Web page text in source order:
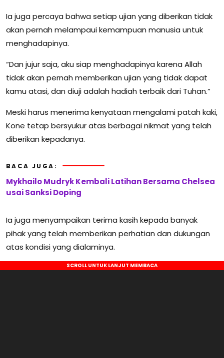
Ia juga percaya bahwa setiap ujian yang diberikan tidak
akan pernah melampaui kemampuan manusia untuk
menghadapinya.
“Dan jujur saja, aku siap menghadapinya karena Allah
tidak akan pernah memberikan ujian yang tidak dapat
kamu atasi, dan diuji adalah hadiah terbaik dari Tuhan.”
Meski harus menerima kenyataan mengalami patah kaki,
Kone tetap bersyukur atas berbagai nikmat yang telah
diberikan kepadanya.
BACA JUGA:
Mykhailo Mudryk Kembali Latihan Bersama Chelsea
usai Sanksi Doping
Ia juga menyampaikan terima kasih kepada banyak
pihak yang telah memberikan perhatian dan dukungan
atas kondisi yang dialaminya.